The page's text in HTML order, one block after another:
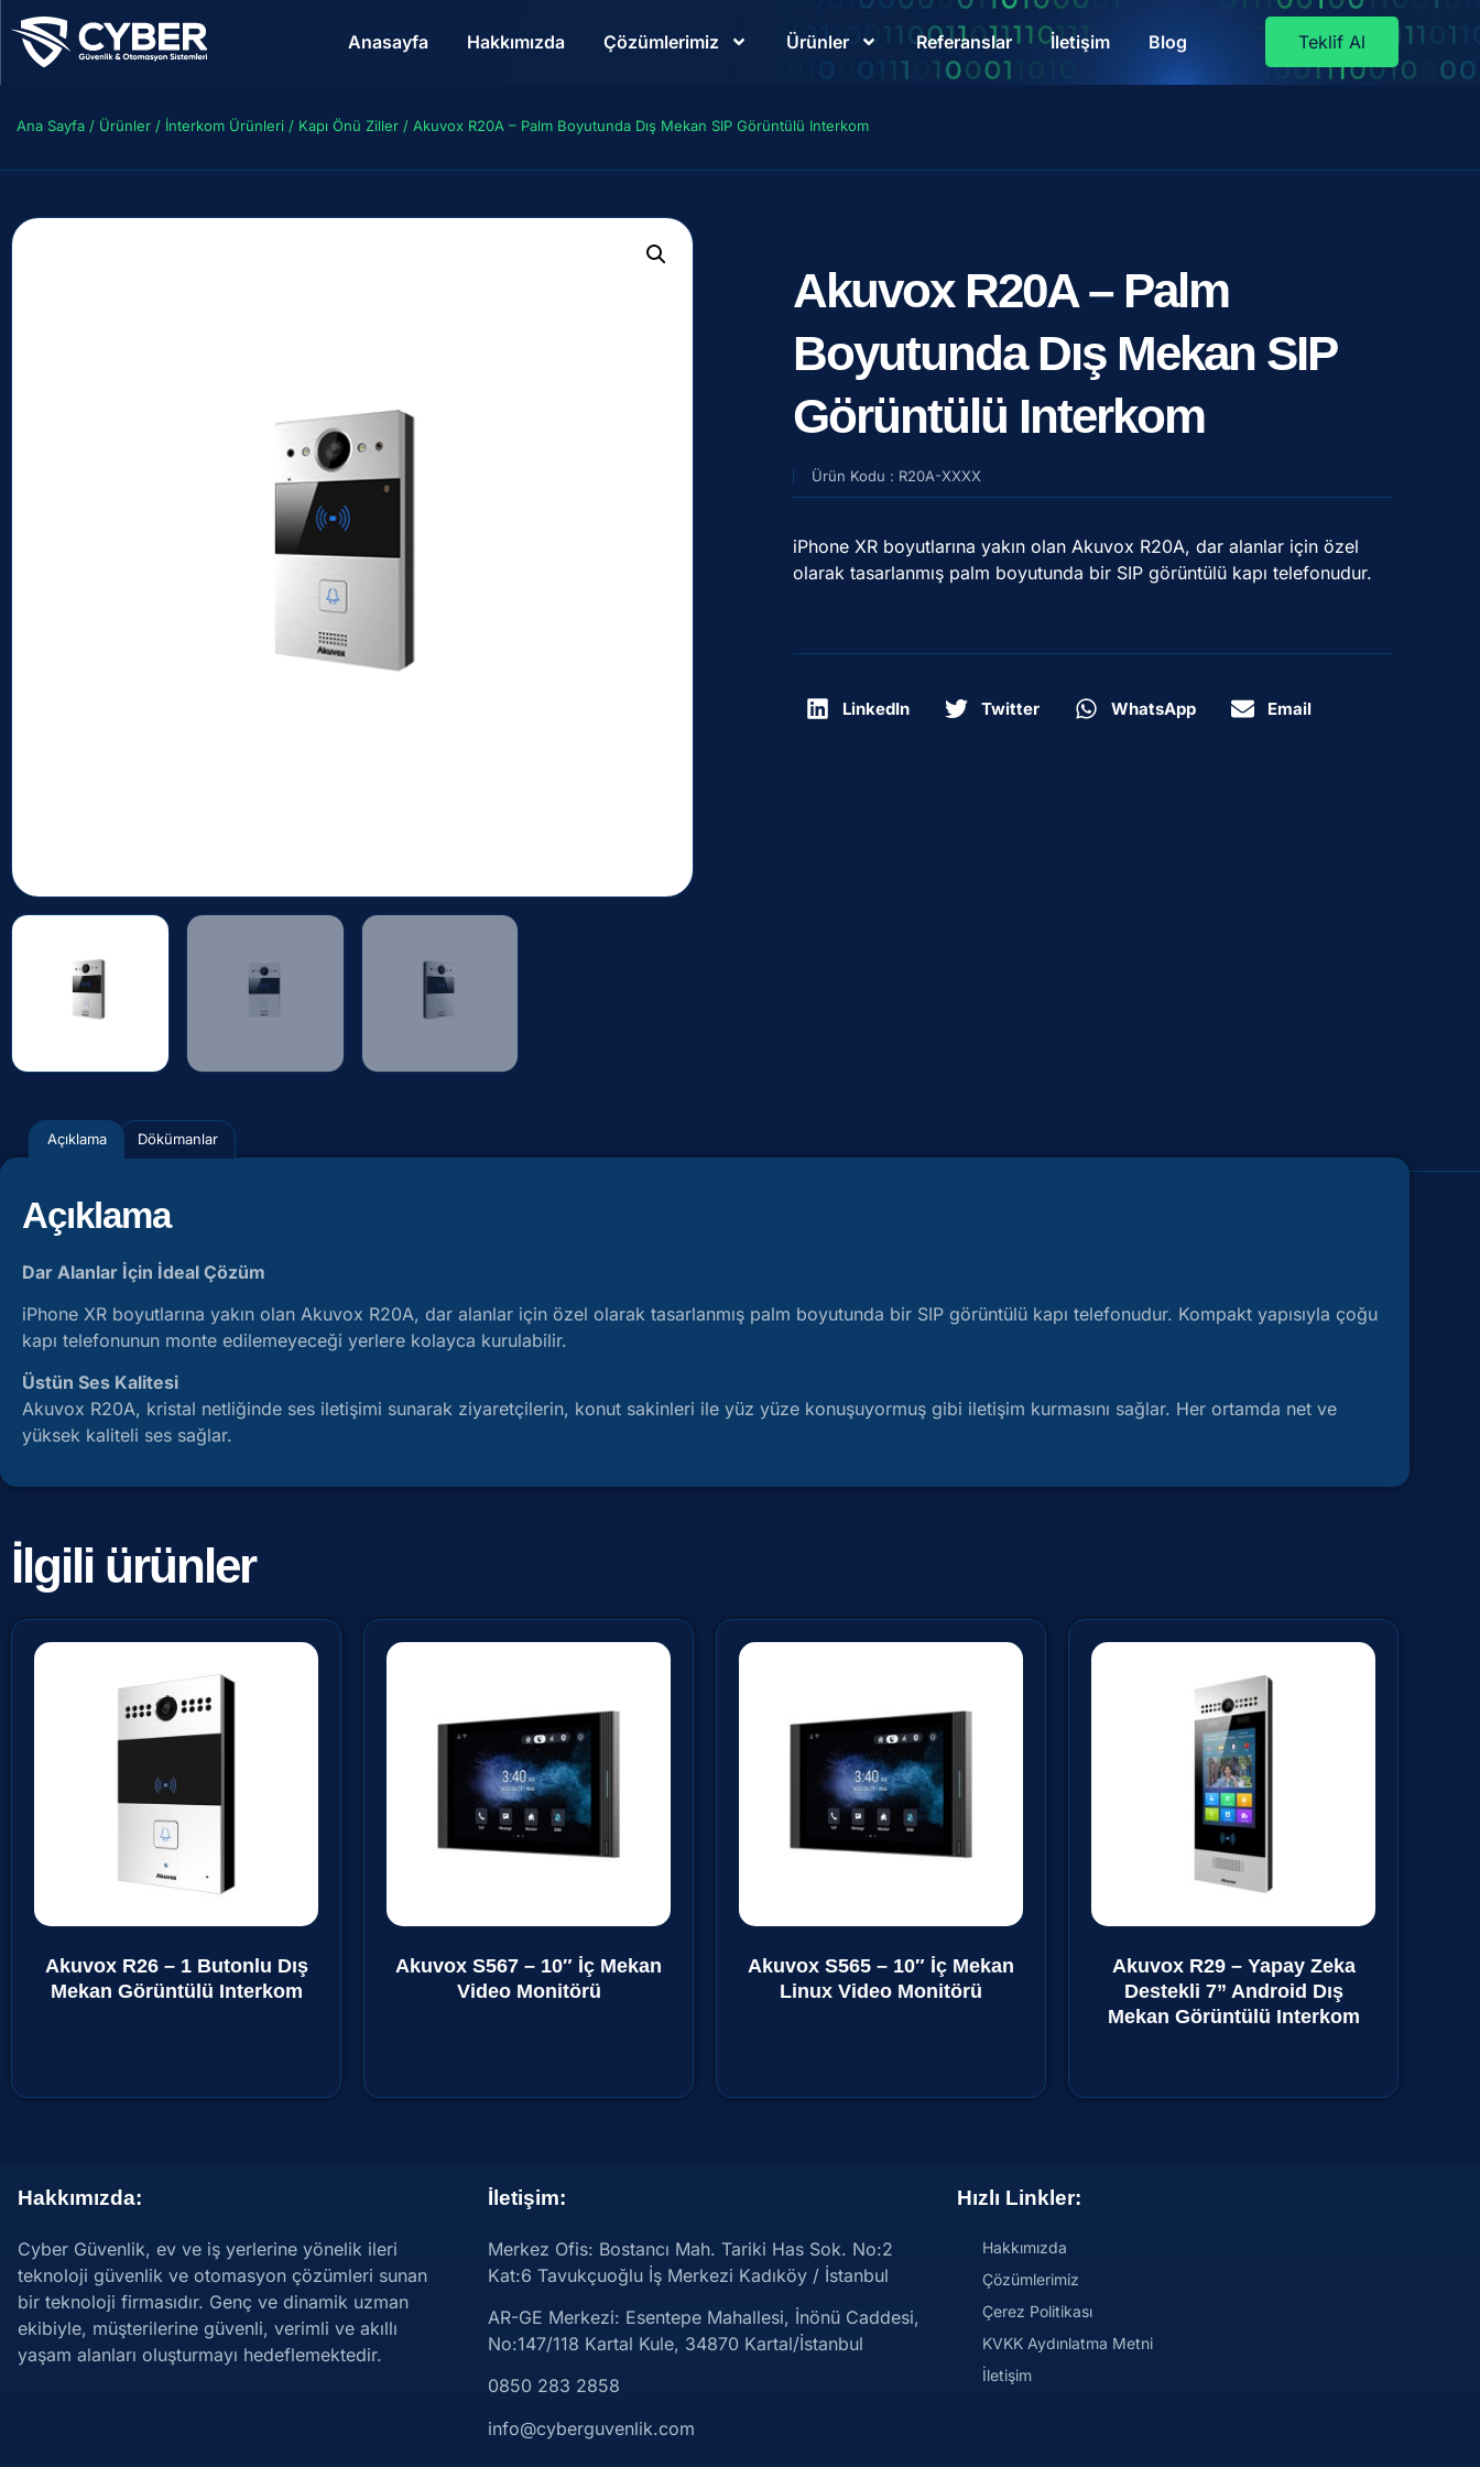
Anasayfa Hakkımızda Çözümlerimiz Ürünler Referanslar İletişim Blog Teklif Al
Ana Sayfa / Ürünler / İnterkom Ürünleri / Kapı Önü Ziller / Akuvox R20A – Palm Boyutunda Dış Mekan SIP Görüntülü Interkom
Akuvox R20A – Palm
Boyutunda Dış Mekan SIP
Görüntülü Interkom
Ürün Kodu : R20A-XXXX
iPhone XR boyutlarına yakın olan Akuvox R20A, dar alanlar için özel
olarak tasarlanmış palm boyutunda bir SIP görüntülü kapı telefonudur.
LinkedIn Twitter WhatsApp Email
Açıklama Dökümanlar
Açıklama
Dar Alanlar İçin İdeal Çözüm
iPhone XR boyutlarına yakın olan Akuvox R20A, dar alanlar için özel olarak tasarlanmış palm boyutunda bir SIP görüntülü kapı telefonudur. Kompakt yapısıyla çoğu
kapı telefonunun monte edilemeyeceği yerlere kolayca kurulabilir.
Üstün Ses Kalitesi
Akuvox R20A, kristal netliğinde ses iletişimi sunarak ziyaretçilerin, konut sakinleri ile yüz yüze konuşuyormuş gibi iletişim kurmasını sağlar. Her ortamda net ve
yüksek kaliteli ses sağlar.
İlgili ürünler
Akuvox R26 – 1 Butonlu Dış
Mekan Görüntülü Interkom
Akuvox S567 – 10″ İç Mekan
Video Monitörü
Akuvox S565 – 10″ İç Mekan
Linux Video Monitörü
Akuvox R29 – Yapay Zeka
Destekli 7” Android Dış
Mekan Görüntülü Interkom
Hakkımızda:
Cyber Güvenlik, ev ve iş yerlerine yönelik ileri
teknoloji güvenlik ve otomasyon çözümleri sunan
bir teknoloji firmasıdır. Genç ve dinamik uzman
ekibiyle, müşterilerine güvenli, verimli ve akıllı
yaşam alanları oluşturmayı hedeflemektedir.
İletişim:
Merkez Ofis: Bostancı Mah. Tariki Has Sok. No:2
Kat:6 Tavukçuoğlu İş Merkezi Kadıköy / İstanbul
AR-GE Merkezi: Esentepe Mahallesi, İnönü Caddesi,
No:147/118 Kartal Kule, 34870 Kartal/İstanbul
0850 283 2858
info@cyberguvenlik.com
Hızlı Linkler:
Hakkımızda
Çözümlerimiz
Çerez Politikası
KVKK Aydınlatma Metni
İletişim